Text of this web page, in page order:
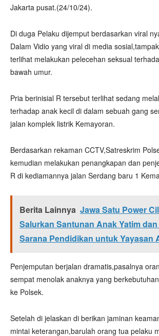
Jakarta pusat.(24/10/24).
Di duga Pelaku dijemput berdasarkan viral
Dalam Vidio yang viral di media
terlihat melakukan pelecehan seksual
bawah umur.
Pria berinisial R tersebut terlihat sedang
terhadap anak kecil di dalam sebuah gang
jalan komplek listrik Kemayoran.
Berdasarkan rekaman CCTV,Satreskrim
kemudian melakukan penangkapan dan
R di kediamannya jalan Serdang baru 1
Berita Lainnya Jawa Satu Power
Salurkan Santunan Anak Yatim
Sarana Pendidikan untuk Yayasan
Penjemputan berjalan dramatis,pasalnya
sempat menolak anaknya yang
ke Polsek.
Setelah di jelaskan di berikan jaminan
mintai keterangan,barulah orang tua pelaku